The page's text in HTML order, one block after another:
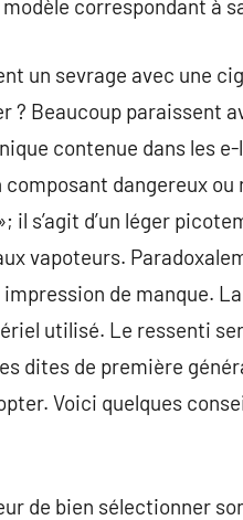
correspondant à
un sevrage avec une
? Beaucoup paraissent
contenue dans les
dangereux ou
s’agit d’un léger
vapoteurs.
de manque.
utilisé. Le ressenti
dites de première
Voici quelques
de bien sélectionner